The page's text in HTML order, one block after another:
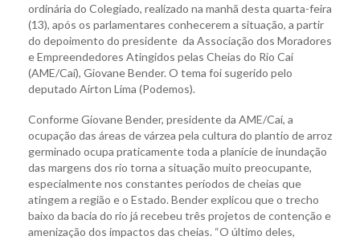
ordinária do Colegiado, realizado na manhã desta quarta-feira
(13), após os parlamentares conhecerem a situação, a partir
do depoimento do presidente da Associação dos Moradores
e Empreendedores Atingidos pelas Cheias do Rio Caí
(AME/Caí), Giovane Bender. O tema foi sugerido pelo
deputado Airton Lima (Podemos).
Conforme Giovane Bender, presidente da AME/Caí, a
ocupação das áreas de várzea pela cultura do plantio de arroz
germinado ocupa praticamente toda a planície de inundação
das margens dos rio torna a situação muito preocupante,
especialmente nos constantes períodos de cheias que
atingem a região e o Estado. Bender explicou que o trecho
baixo da bacia do rio já recebeu três projetos de contenção e
amenização dos impactos das cheias. “O último deles,